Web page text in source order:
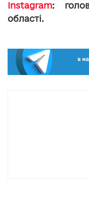
Instagram:
області.